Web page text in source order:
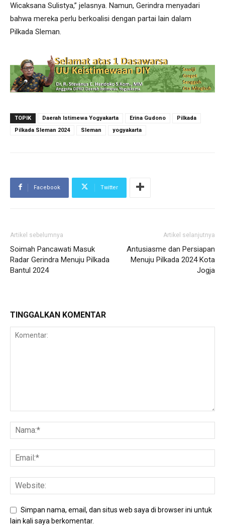
Wicaksana Sulistya,” jelasnya. Namun, Gerindra menyadari
bahwa mereka perlu berkoalisi dengan partai lain dalam
Pilkada Sleman.
TOPIK Daerah Istimewa Yogyakarta Erina Gudono
Pilkada
Pilkada Sleman 2024
Sleman yogyakarta
Facebook Twitter
Artikel sebelumnya
Soimah Pancawati Masuk
Radar Gerindra Menuju Pilkada
Bantul 2024
Artikel selanjutnya
Antusiasme dan Persiapan
Menuju Pilkada 2024 Kota
Jogja
TINGGALKAN KOMENTAR
Simpan nama, email, dan situs web saya di browser ini untuk
lain kali saya berkomentar.